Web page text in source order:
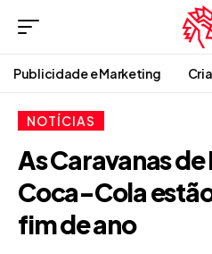
Publicidade e Marketing
NOTÍCIAS
As Caravanas de
Coca-Cola
fim de ano